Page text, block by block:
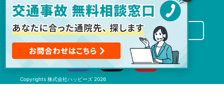
反社会的勢力に対する基本方針
交通事故病院サーチに掲載希望の先生方へ
Copyrights 株式会社ハッピーズ 2026